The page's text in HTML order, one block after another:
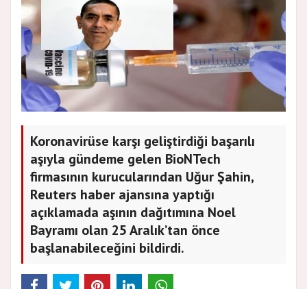
Koronavirüse karşı geliştirdiği başarılı
aşıyla gündeme gelen BioNTech
firmasının kurucularından Uğur Şahin,
Reuters haber ajansına yaptığı
açıklamada aşının dağıtımına Noel
Bayramı olan 25 Aralık’tan önce
başlanabileceğini bildirdi.